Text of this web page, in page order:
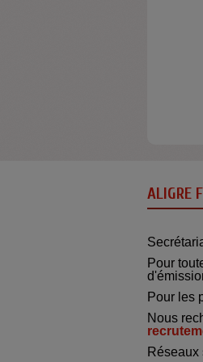
ALIGRE
Pour
Pour les
Nous
Réseaux